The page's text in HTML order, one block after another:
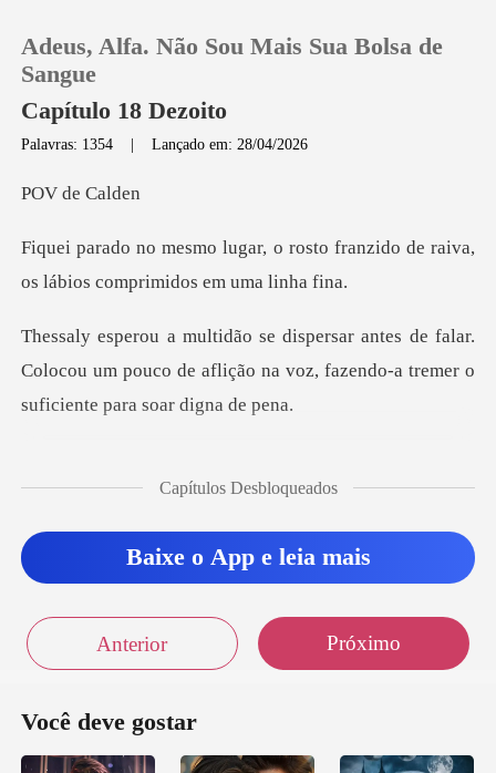
Histórico
Adeus, Alfa. Não Sou Mais Sua Bolsa de
Sangue
Capítulo 18 Dezoito
Palavras: 1354 |Lançado em: 28/04/2026
e Cal
osto franzido de raiva,
os lábios
falar.
Colocou um pouco de aflição na voz, fazen
Capítulos Desbloqueados
Baixe o App e leia mais
Anterior Próximo
Você deve gostar